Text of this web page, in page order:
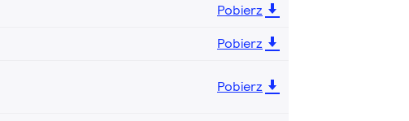
Pobierz
Pobierz
Pobierz